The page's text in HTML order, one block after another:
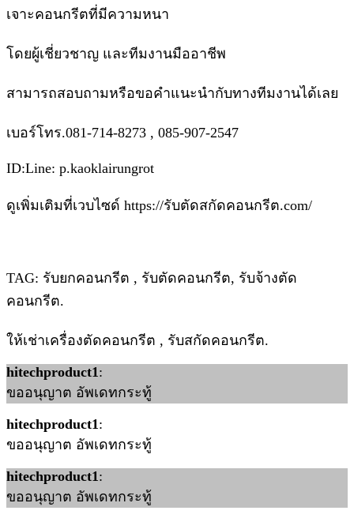
เจาะคอนกรีตที่มีความหนา
โดยผู้เชี่ยวชาญ และทีมงานมืออาชีพ
สามารถสอบถามหรือขอคำแนะนำกับทางทีมงานได้เลย
เบอร์โทร.081-714-8273 , 085-907-2547
ID:Line: p.kaoklairungrot
ดูเพิ่มเติมที่เวบไซด์ https://รับตัดสกัดคอนกรีต.com/
TAG: รับยกคอนกรีต , รับตัดคอนกรีต, รับจ้างตัด
คอนกรีต.
ให้เช่าเครื่องตัดคอนกรีต , รับสกัดคอนกรีต.
hitechproduct1:
ขออนุญาต อัพเดทกระทู้
hitechproduct1:
ขออนุญาต อัพเดทกระทู้
hitechproduct1:
ขออนุญาต อัพเดทกระทู้